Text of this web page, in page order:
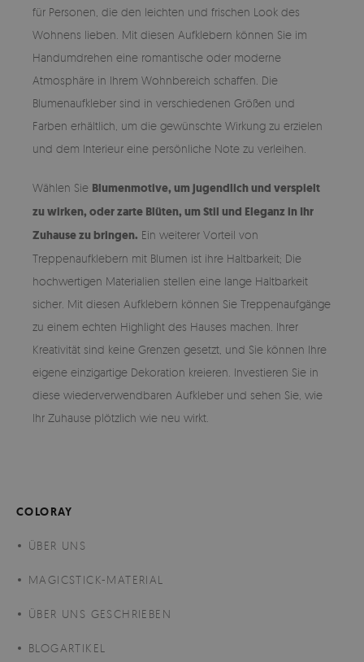
für Personen, die den leichten und frischen Look des
Wohnens lieben. Mit diesen Aufklebern können Sie im
Handumdrehen eine romantische oder moderne
Atmosphäre in Ihrem Wohnbereich schaffen. Die
Blumenaufkleber sind in verschiedenen Größen und
Farben erhältlich, um die gewünschte Wirkung zu erzielen
und dem Interieur eine persönliche Note zu verleihen.
Wählen Sie Blumenmotive, um jugendlich und verspielt
zu wirken, oder zarte Blüten, um Stil und Eleganz in Ihr
Zuhause zu bringen. Ein weiterer Vorteil von
Treppenaufklebern mit Blumen ist ihre Haltbarkeit; Die
hochwertigen Materialien stellen eine lange Haltbarkeit
sicher. Mit diesen Aufklebern können Sie Treppenaufgänge
zu einem echten Highlight des Hauses machen. Ihrer
Kreativität sind keine Grenzen gesetzt, und Sie können Ihre
eigene einzigartige Dekoration kreieren. Investieren Sie in
diese wiederverwendbaren Aufkleber und sehen Sie, wie
Ihr Zuhause plötzlich wie neu wirkt.
COLORAY
ÜBER UNS
MAGICSTICK-MATERIAL
ÜBER UNS GESCHRIEBEN
BLOGARTIKEL